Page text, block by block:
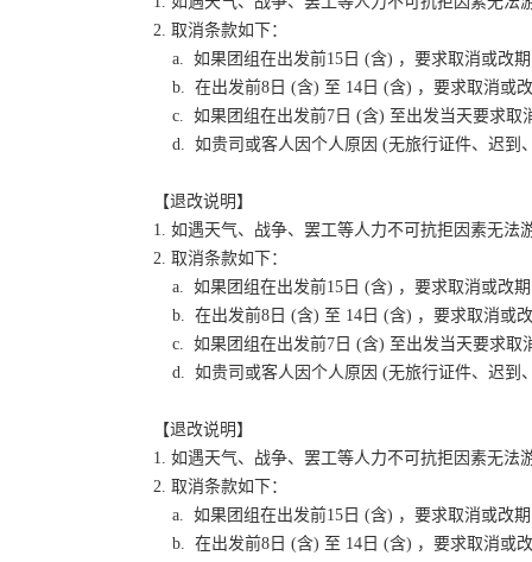
2. 取消条款如下：
a. 如果团组在出发前15日 (含) ，要求取消或改
b. 在出发前8日 (含) 至 14日 (含) ，要求取消或
c. 如果团组在出发前7日 (含) 至出发当天要求取
d. 如贵司或客人因个人原因 (无旅行证件、迟到
【退改说明】
1. 如遇天气、战争、罢工等人力不可抗拒因素无
2. 取消条款如下：
a. 如果团组在出发前15日 (含) ，要求取消或改
b. 在出发前8日 (含) 至 14日 (含) ，要求取消或
c. 如果团组在出发前7日 (含) 至出发当天要求取
d. 如贵司或客人因个人原因 (无旅行证件、迟到
【退改说明】
1. 如遇天气、战争、罢工等人力不可抗拒因素无
2. 取消条款如下：
a. 如果团组在出发前15日 (含) ，要求取消或改
b. 在出发前8日 (含) 至 14日 (含) ，要求取消或